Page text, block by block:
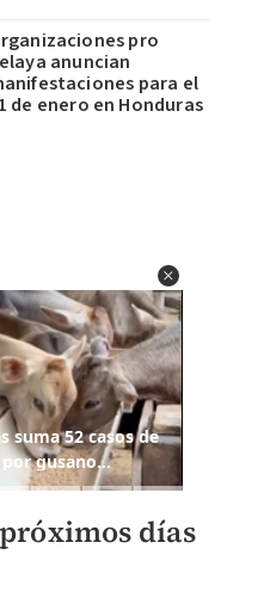
pro
anuncian
para el
de enero en Honduras
días